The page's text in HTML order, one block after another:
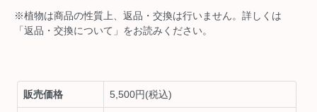
※植物は商品の性質上、返品・交換は行いません。詳しくは
「返品・交換について」をお読みください。
販売価格 5,500円(税込)